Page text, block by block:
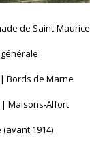
de Saint-Maurice
Bords de Marne
| Maisons-Alfort
(avant 1914)